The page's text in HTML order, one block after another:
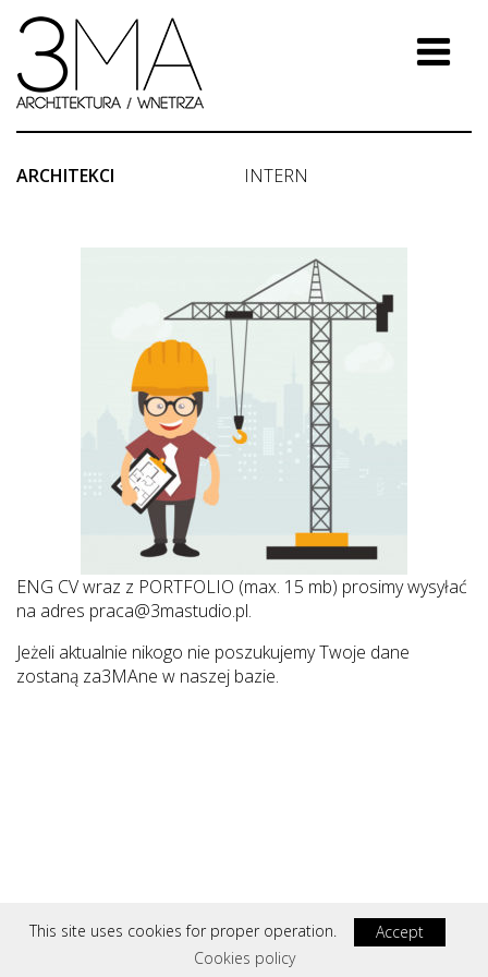
This site uses cookies for proper operation.
Accept
Cookies policy
ARCHITEKCI INTERN
ENG CV wraz z PORTFOLIO (max. 15 mb) prosimy wysyłać
na adres praca@3mastudio.pl.
Jeżeli aktualnie nikogo nie poszukujemy Twoje dane
zostaną za3MAne w naszej bazie.